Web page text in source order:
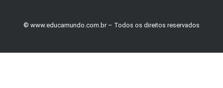
© www.educamundo.com.br – Todos os direitos reservados